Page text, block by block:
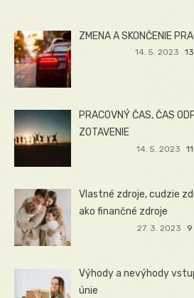
ZMENA A SKONČENIE
14. 5. 2023
PRACOVNÝ ČAS, ČAS
ZOTAVENIE
14. 5. 2023
Vlastné zdroje, cudzie
ako finančné zdroje
27. 3. 2023
Výhody a nevýhody
únie